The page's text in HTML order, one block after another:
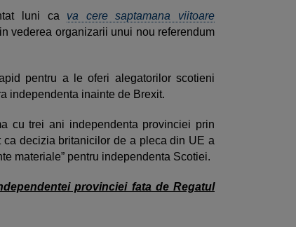
luni ca va cere saptamana viitoare
vederea organizarii unui nou referendum
pentru a le oferi alegatorilor scotieni
independenta inainte de Brexit.
cu trei ani independenta provinciei prin
decizia britanicilor de a pleca din UE a
materiale” pentru independenta Scotiei.
provinciei fata de Regatul